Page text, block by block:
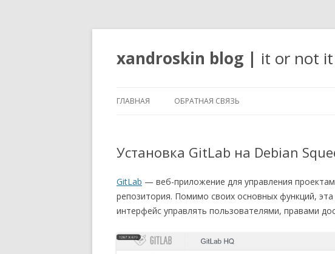
xandroskin blog | it or not it
ГЛАВНАЯ ОБРАТНАЯ СВЯЗЬ
Установка GitLab на Debian
GitLab — веб-приложение для управления
репозитория. Помимо своих основных функций,
интерфейс управлять пользователями, правами